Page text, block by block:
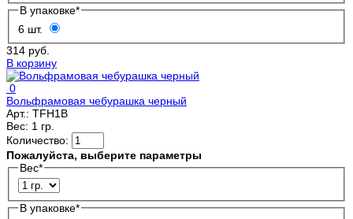
В упаковке*
6 шт.
314 руб.
В корзину
0
Вольфрамовая чебурашка черный
Арт.: TFH1B
Вес: 1 гр.
Количество:
Пожалуйста, выберите параметры
Вес*
В упаковке*